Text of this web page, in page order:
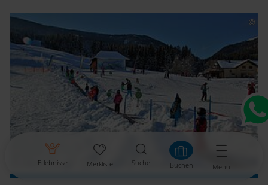
Erlebnisse Merkliste Suche Buchen Menü